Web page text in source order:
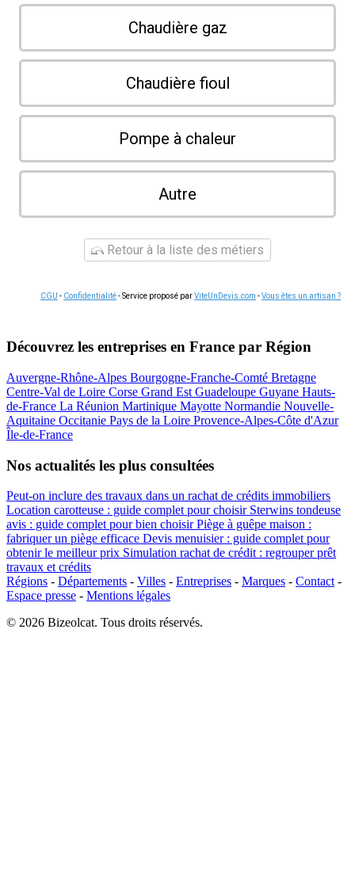
Chaudière gaz
Chaudière fioul
Pompe à chaleur
Autre
Retour à la liste des métiers
CGU - Confidentialité- Service proposé parViteUnDevis.com -Vous êtes un artisan ?
Découvrez les entreprises en France par Région
Auvergne-Rhône-Alpes Bourgogne-Franche-Comté Bretagne
Centre-Val de Loire Corse Grand Est Guadeloupe Guyane Hauts-
de-France La Réunion Martinique Mayotte Normandie Nouvelle-
Aquitaine Occitanie Pays de la Loire Provence-Alpes-Côte d'Azur
Île-de-France
Nos actualités les plus consultées
Peut-on inclure des travaux dans un rachat de crédits immobiliers
Location carotteuse : guide complet pour choisir Sterwins tondeuse
avis : guide complet pour bien choisirPiège à guêpe maison :
fabriquer un piège efficace Devis menuisier : guide complet pour
obtenir le meilleur prix Simulation rachat de crédit : regrouper prêt
travaux et crédits
Régions - Départements - Villes - Entreprises - Marques - Contact -
Espace presse - Mentions légales
© 2026 Bizeolcat. Tous droits réservés.